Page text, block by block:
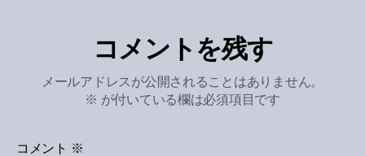
コメントを残す
メールアドレスが公開されることはありません。
※ が付いている欄は必須項目です
コメント ※